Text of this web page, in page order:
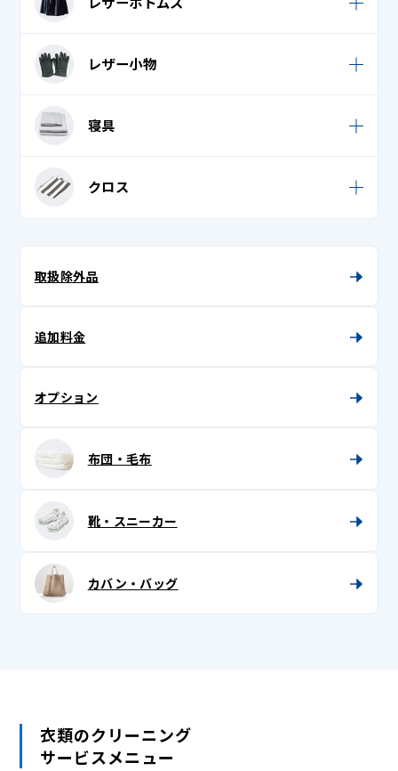
ビブス・ゼッケン
マフラー
手袋
七五三 (袴)
七五三 (袴帯)
七五三着物
単衣
着物帯
半衿
半襦袢
兵児帯 (へこ帯)・三尺 (さんじゃく)
レザームートンジャンパー
革ジャン / レザージャケット
レザースカート
レザーパンツ
レザー小物
レザー手袋 (革手袋)
寝具
シーツ
布団カバー
クロス
テーブルマット・ランチョンマット
取扱除外品
追加料金
オプション
布団・毛布
靴・スニーカー
カバン・バッグ
衣類のクリーニング
サービスメニュー